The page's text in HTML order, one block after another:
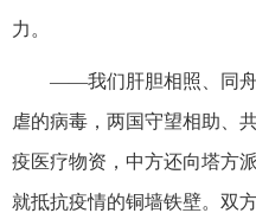
力。
——我们肝胆相照、同
虐的病毒，两国守望相助、
疫医疗物资，中方还向塔方
就抵抗疫情的铜墙铁壁。双